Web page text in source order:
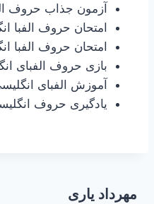
آزمون جذاب حروف
امتحان حروف الفبا
امتحان حروف الفبا
بازی حروف الفبای
آموزش الفبای
یادگیری حروف
مهرداد یاری